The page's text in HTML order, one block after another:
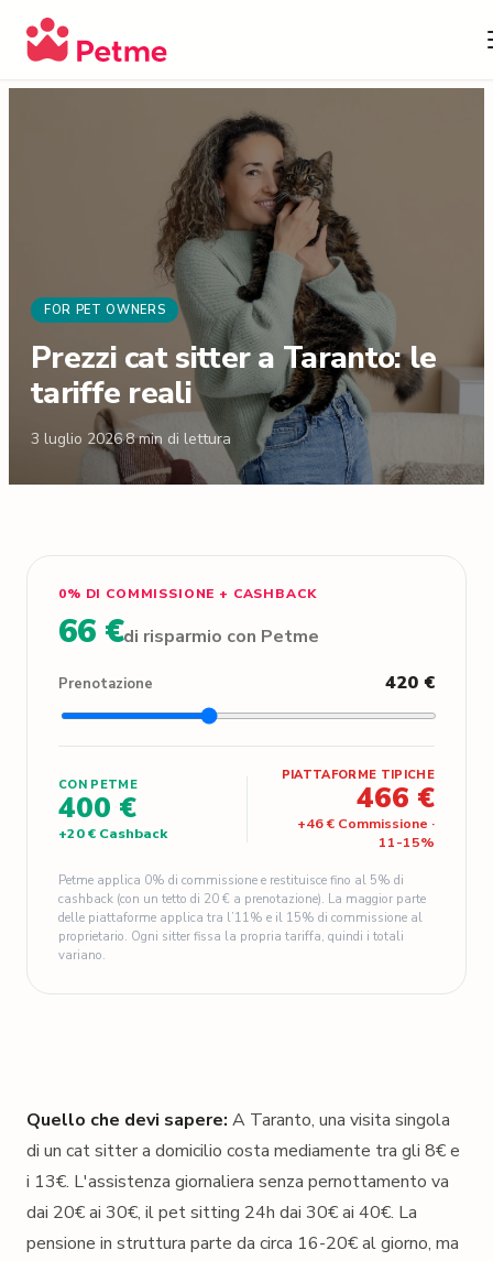
FOR PET OWNERS
Prezzi cat sitter a Taranto: le
tariffe reali
3 luglio 2026·8min di lettura
0% DI COMMISSIONE + CASHBACK
66 €di risparmio con Petme
Prenotazione 420 €
CON PETME
400 €
+20 € Cashback
PIATTAFORME TIPICHE
466 €
+46 € Commissione ·
11-15%
Petme applica 0% di commissione e restituisce fino al 5% di
cashback (con un tetto di 20 € a prenotazione). La maggior parte
delle piattaforme applica tra l’11% e il 15% di commissione al
proprietario. Ogni sitter fissa la propria tariffa, quindi i totali
variano.
Quello che devi sapere: A Taranto, una visita singola
di un cat sitter a domicilio costa mediamente tra gli 8€ e
i 13€. L'assistenza giornaliera senza pernottamento va
dai 20€ ai 30€, il pet sitting 24h dai 30€ ai 40€. La
pensione in struttura parte da circa 16-20€ al giorno, ma